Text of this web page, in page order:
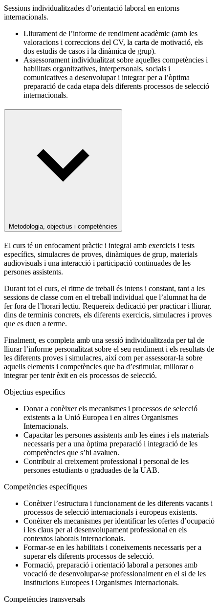
Sessions individualitzades d’orientació laboral en entorns
internacionals.
Lliurament de l’informe de rendiment acadèmic (amb les
valoracions i correccions del CV, la carta de motivació, els
dos estudis de casos i la dinàmica de grup).
Assessorament individualitzat sobre aquelles competències i
habilitats organitzatives, interpersonals, socials i
comunicatives a desenvolupar i integrar per a l’òptima
preparació de cada etapa dels diferents processos de selecció
internacionals.
Metodologia, objectius i competències
El curs té un enfocament pràctic i integral amb exercicis i tests
específics, simulacres de proves, dinàmiques de grup, materials
audiovisuals i una interacció i participació continuades de les
persones assistents.
Durant tot el curs, el ritme de treball és intens i constant, tant a les
sessions de classe com en el treball individual que l’alumnat ha de
fer fora de l’horari lectiu. Requereix dedicació per practicar i lliurar,
dins de terminis concrets, els diferents exercicis, simulacres i proves
que es duen a terme.
Finalment, es completa amb una sessió individualitzada per tal de
lliurar l’informe personalitzat sobre el seu rendiment i els resultats de
les diferents proves i simulacres, així com per assessorar-la sobre
aquells elements i competències que ha d’estimular, millorar o
integrar per tenir èxit en els processos de selecció.
Objectius específics
Donar a conèixer els mecanismes i processos de selecció
existents a la Unió Europea i en altres Organismes
Internacionals.
Capacitar les persones assistents amb les eines i els materials
necessaris per a una òptima preparació i integració de les
competències que s’hi avaluen.
Contribuir al creixement professional i personal de les
persones estudiants o graduades de la UAB.
Competències específiques
Conèixer l’estructura i funcionament de les diferents vacants i
processos de selecció internacionals i europeus existents.
Conèixer els mecanismes per identificar les ofertes d’ocupació
i les claus per al desenvolupament professional en els
contextos laborals internacionals.
Formar-se en les habilitats i coneixements necessaris per a
superar els diferents processos de selecció.
Formació, preparació i orientació laboral a persones amb
vocació de desenvolupar-se professionalment en el si de les
Institucions Europees i Organismes Internacionals.
Competències transversals